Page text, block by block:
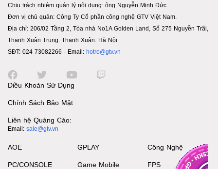
Chịu trách nhiệm quản lý nội dung: ông Nguyễn Minh Đức.
Đơn vị chủ quản: Công Ty Cổ phần công nghệ GTV Việt Nam.
Địa chỉ: 206/02 Tầng 2, Tòa nhà No1A Golden Land, Số 275 Nguyễn Trãi,
Thanh Xuân Trung. Thanh Xuân. Hà Nội
SĐT: 024 73082266 - Email: hotro@gtv.vn
Điều Khoản Sử Dụng
Chính Sách Bảo Mật
Liên hệ Quảng Cáo:
Email: sale@gtv.vn
AOE
PC/CONSOLE
GPLAY
Game Mobile
Công Nghệ
FPS